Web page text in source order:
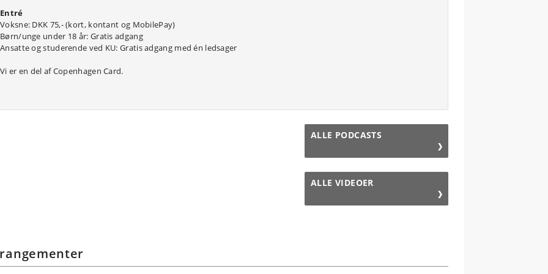
Entré
Voksne: DKK 75,- (kort, kontant og MobilePay)
Børn/unge under 18 år: Gratis adgang
Ansatte og studerende ved KU: Gratis adgang med én ledsager
Vi er en del af Copenhagen Card.
ALLE PODCASTS
ALLE VIDEOER